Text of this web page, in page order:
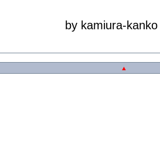
by kamiura-
▲